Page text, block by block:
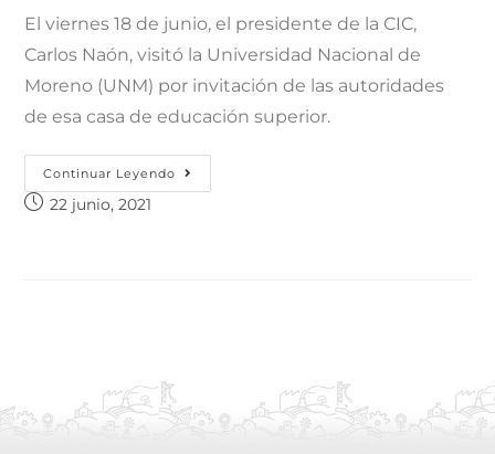
El viernes 18 de junio, el presidente de la CIC,
Carlos Naón, visitó la Universidad Nacional de
Moreno (UNM) por invitación de las autoridades
de esa casa de educación superior.
Continuar Leyendo
22 junio, 2021